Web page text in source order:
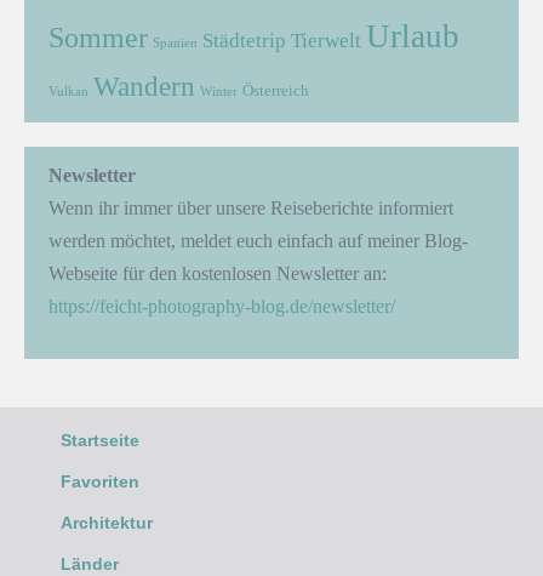
Sommer Spanien Städtetrip Tierwelt Urlaub
Vulkan Wandern Winter Österreich
Newsletter
Wenn ihr immer über unsere Reiseberichte informiert
werden möchtet, meldet euch einfach auf meiner Blog-
Webseite für den kostenlosen Newsletter an:
https://feicht-photography-blog.de/newsletter/
Startseite
Favoriten
Architektur
Länder